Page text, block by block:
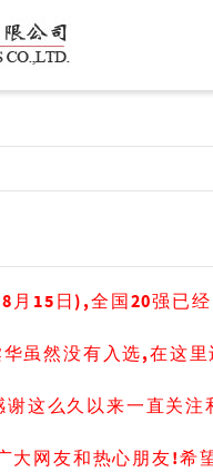
价格介于
月15日),全国20强已
华虽然没有入选,在这里
谢这么久以来一直关注
大网友和热心朋友!希